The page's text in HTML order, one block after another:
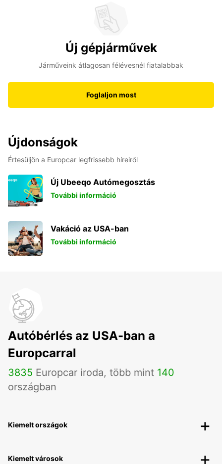
Új gépjárművek
Járműveink átlagosan félévesnél fiatalabbak
Foglaljon most
Újdonságok
Értesüljön a Europcar legfrissebb híreiről
Új Ubeeqo Autómegosztás
További információ
Vakáció az USA-ban
További információ
Autóbérlés az USA-ban a
Europcarral
3835 Europcar iroda, több mint 140
országban
Kiemelt országok
Kiemelt városok